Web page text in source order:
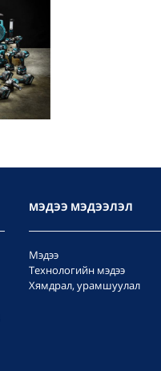
МЭДЭЭ МЭДЭЭЛЭЛ
Мэдээ
Технологийн мэдээ
Хямдрал, урамшуулал